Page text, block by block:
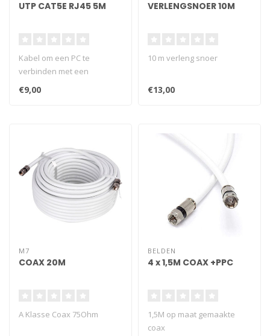
UTP CAT5E RJ45 5M
Kabel om een PC te
verbinden met een
thuisnetwerk.
€9,00
VERLENGSNOER 10M
10 m verleng snoer
€13,00
M7
COAX 20M
A Klasse Coax 75Ohm
BELDEN
4 x 1,5M COAX +PPC
1,5M op maat gemaakte
coax